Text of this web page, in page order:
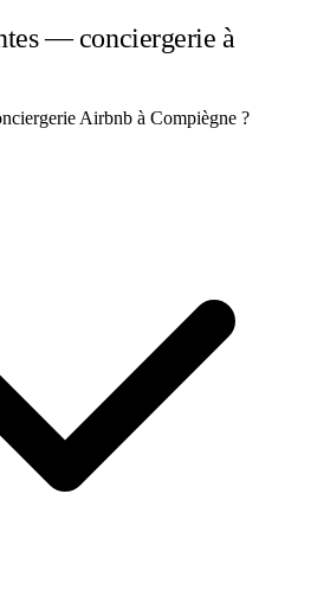
— conciergerie à
Airbnb à Compiègne ?